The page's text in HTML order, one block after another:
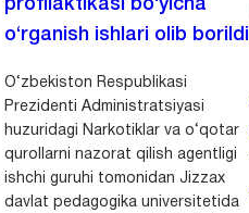
profilaktikasi bo‘yicha
o‘rganish ishlari olib borildi
O‘zbekiston Respublikasi
Prezidenti Administratsiyasi
huzuridagi Narkotiklar va o‘qotar
qurollarni nazorat qilish agentligi
ishchi guruhi tomonidan Jizzax
davlat pedagogika universitetida